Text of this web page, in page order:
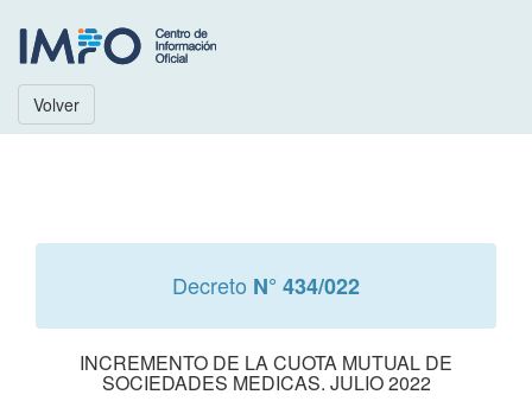
Volver
Decreto N° 434/022
INCREMENTO DE LA CUOTA MUTUAL DE
SOCIEDADES MEDICAS. JULIO 2022